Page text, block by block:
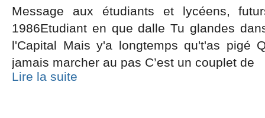
Message aux étudiants et lycéens,
1986Etudiant en que dalle Tu glandes
l'Capital Mais y'a longtemps qu't'as pigé
jamais marcher au pas C’est un couplet de
Lire la suite